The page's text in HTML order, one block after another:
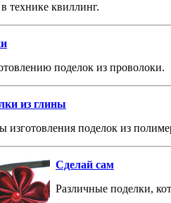
технике квиллинг.
поделок из проволоки.
из глины
изготовления поделок из
Сделай сам
Различные поделки,